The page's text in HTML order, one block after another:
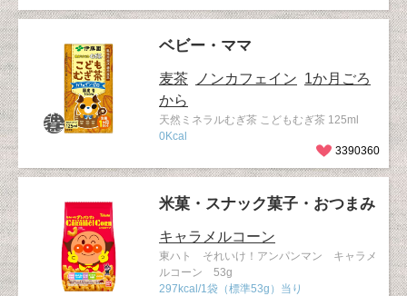
ベビー・ママ
麦茶 ノンカフェイン 1か月ごろ
から
天然ミネラルむぎ茶 こどもむぎ茶 125ml
0Kcal
3390360
米菓・スナック菓子・おつまみ
キャラメルコーン
東ハト それいけ！アンパンマン キャラメ
ルコーン 53g
297kcal/1袋（標準53g）当り